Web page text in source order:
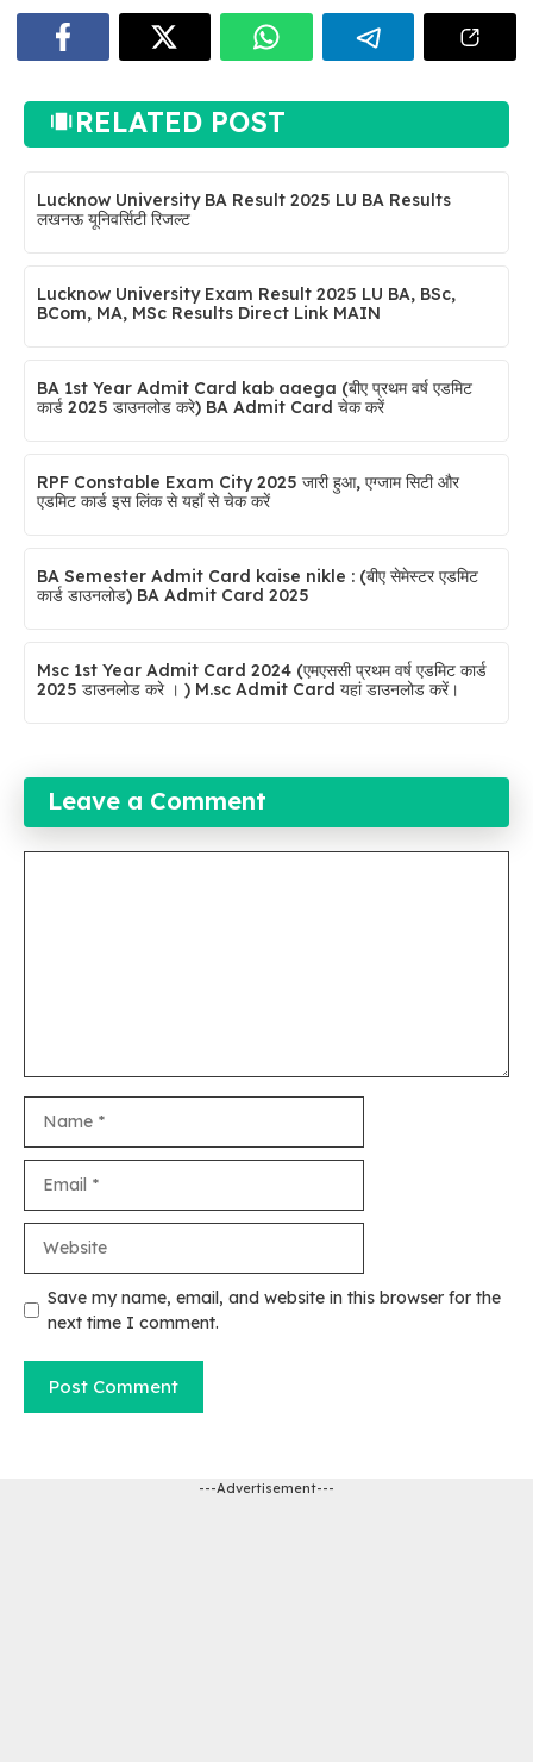
RELATED POST
Lucknow University BA Result 2025 LU BA Results
लखनऊ यूनिवर्सिटी रिजल्ट
Lucknow University Exam Result 2025 LU BA, BSc,
BCom, MA, MSc Results Direct Link MAIN
BA 1st Year Admit Card kab aaega (बीए प्रथम वर्ष एडमिट
कार्ड 2025 डाउनलोड करे) BA Admit Card चेक करें
RPF Constable Exam City 2025 जारी हुआ, एग्जाम सिटी और
एडमिट कार्ड इस लिंक से यहाँ से चेक करें
BA Semester Admit Card kaise nikle : (बीए सेमेस्टर एडमिट
कार्ड डाउनलोड) BA Admit Card 2025
Msc 1st Year Admit Card 2024 (एमएससी प्रथम वर्ष एडमिट कार्ड
2025 डाउनलोड करे । ) M.sc Admit Card यहां डाउनलोड करें।
Leave a Comment
Save my name, email, and website in this browser for the
next time I comment.
---Advertisement---